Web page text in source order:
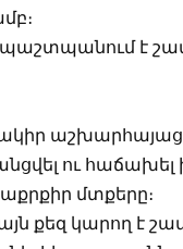
պաշտպանում է
ու հաճախել
մտքերը։
քեզ կարող է